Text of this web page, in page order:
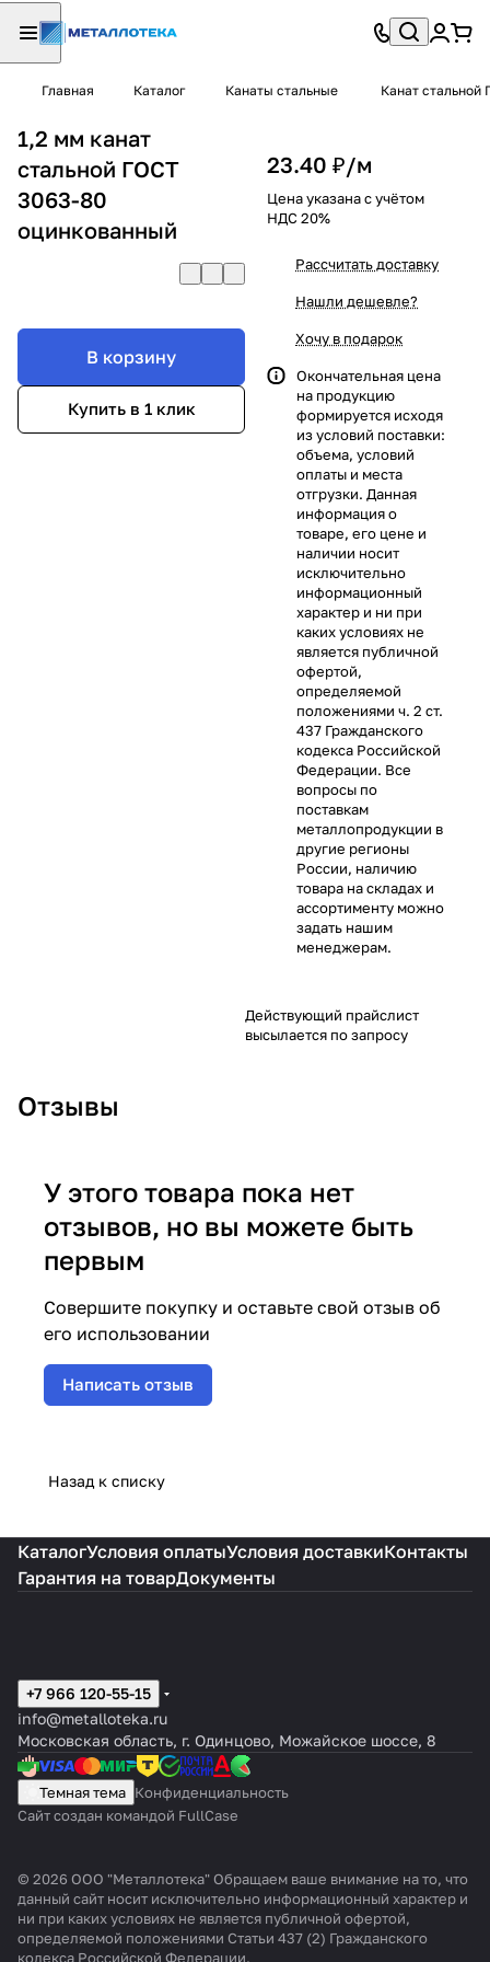
Главная Каталог Канаты стальные Канат стальной
1,2 мм канат
стальной ГОСТ
3063-80
оцинкованный
В корзину
Купить в 1 клик
23.40 ₽/м
Цена указана с учётом
НДС 20%
Рассчитать доставку
Нашли дешевле?
Хочу в подарок
Окончательная цена
на продукцию
формируется исходя
из условий поставки:
объема, условий
оплаты и места
отгрузки. Данная
информация о
товаре, его цене и
наличии носит
исключительно
информационный
характер и ни при
каких условиях не
является публичной
офертой,
определяемой
положениями ч. 2 ст.
437 Гражданского
кодекса Российской
Федерации. Все
вопросы по
поставкам
металлопродукции в
другие регионы
России, наличию
товара на складах и
ассортименту можно
задать нашим
менеджерам.
Действующий прайслист
высылается по запросу
Отзывы
У этого товара пока нет
отзывов, но вы можете быть
первым
Совершите покупку и оставьте свой отзыв об
его использовании
Написать отзыв
Назад к списку
КаталогУсловия оплатыУсловия доставкиКонтакты
Гарантия на товарДокументы
+7 966 120-55-15
info@metalloteka.ru
Московская область, г. Одинцово, Можайское шоссе, 8
Темная тема Конфиденциальность
Сайт создан командой FullCase
© 2026 ООО "Металлотека" Обращаем ваше внимание на то, что
данный сайт носит исключительно информационный характер и
ни при каких условиях не является публичной офертой,
определяемой положениями Статьи 437 (2) Гражданского
кодекса Российской Федерации.